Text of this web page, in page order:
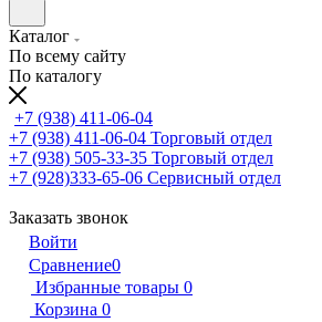
Каталог
По всему сайту
По каталогу
+7 (938) 411-06-04
+7 (938) 411-06-04 Торговый отдел
+7 (938) 505-33-35 Торговый отдел
+7 (928)333-65-06 Сервисный отдел
Заказать звонок
Войти
Сравнение0
Избранные товары 0
Корзина 0